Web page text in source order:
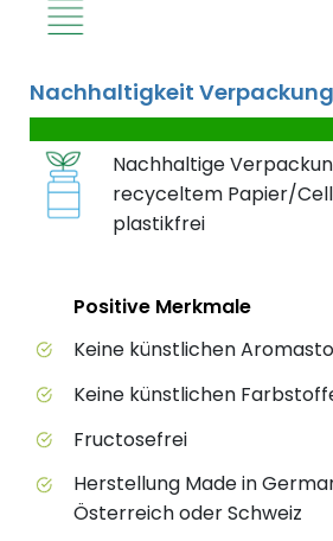
Nachhaltigkeit Verpackung
Nachhaltige
recyceltem Papier/
plastikfrei
Positive Merkmale des
StatusPositive Merkmale
Keine künstlichen
Keine künstlichen
Fructosefrei
Herstellung Made in
Österreich oder Schweiz